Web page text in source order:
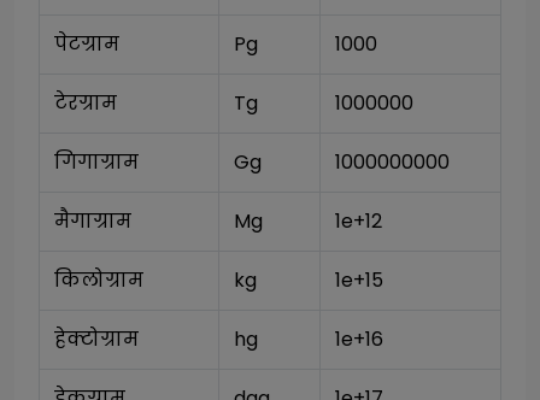
पेटग्राम Pg 1000
टेरग्राम Tg 1000000
गिगाग्राम Gg 1000000000
मैगाग्राम Mg 1e+12
किलोग्राम kg 1e+15
हेक्टोग्राम hg 1e+16